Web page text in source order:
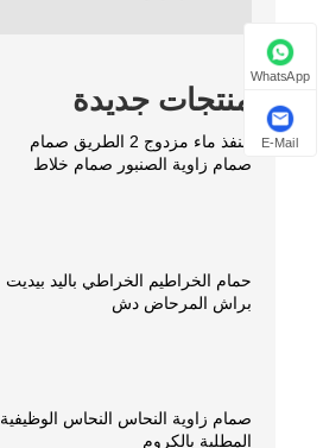
منتجات جديدة
منفذ ماء مزدوج 2 الطريق صمام
صمام زاوية الصنبور صمام خلاط
حمام الخراطيم الخراطي باليد بيديت
براش المرحاض دش
صمام زاوية النحاس النحاس الوظيفية
المطلية بالكروم
WhatsApp
E-Mail